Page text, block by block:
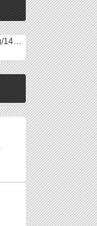
world-weather.ru/pogoda/russia/yekaterinburg/14days/